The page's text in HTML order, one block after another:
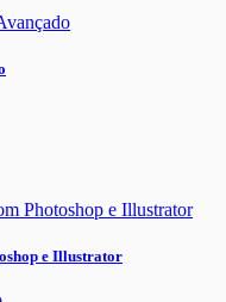
e Illustrator